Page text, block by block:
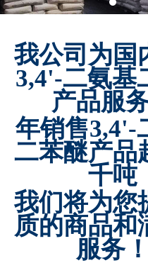
我公司为国
3,4'-二氨基
产品服
年销售3,4'-
二苯醚产品
千吨
我们将为您
质的商品和
服务！